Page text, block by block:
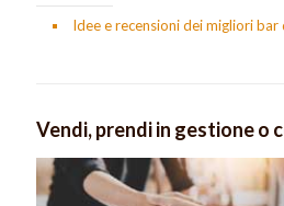
Idee e recensioni dei migliori bar
Vendi, prendi in gestione o